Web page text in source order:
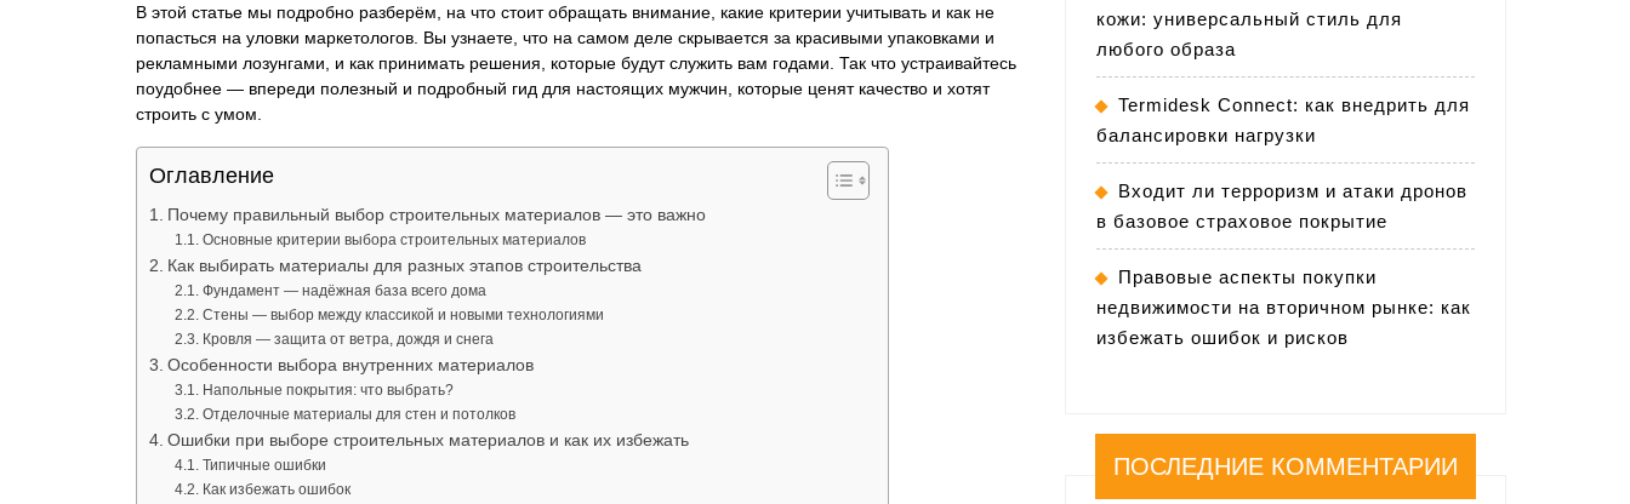
В этой статье мы подробно разберём, на что стоит обращать внимание, какие критерии учитывать и как не
попасться на уловки маркетологов. Вы узнаете, что на самом деле скрывается за красивыми упаковками и
рекламными лозунгами, и как принимать решения, которые будут служить вам годами. Так что устраивайтесь
поудобнее — впереди полезный и подробный гид для настоящих мужчин, которые ценят качество и хотят
строить с умом.
Оглавление
Почему правильный выбор строительных материалов — это важно
Основные критерии выбора строительных материалов
Как выбирать материалы для разных этапов строительства
Фундамент — надёжная база всего дома
Стены — выбор между классикой и новыми технологиями
Кровля — защита от ветра, дождя и снега
Особенности выбора внутренних материалов
Напольные покрытия: что выбрать?
Отделочные материалы для стен и потолков
Ошибки при выборе строительных материалов и как их избежать
Типичные ошибки
Как избежать ошибок
кожи: универсальный стиль для
любого образа
Termidesk Connect: как внедрить для
балансировки нагрузки
Входит ли терроризм и атаки дронов
в базовое страховое покрытие
Правовые аспекты покупки
недвижимости на вторичном рынке: как
избежать ошибок и рисков
ПОСЛЕДНИЕ КОММЕНТАРИИ